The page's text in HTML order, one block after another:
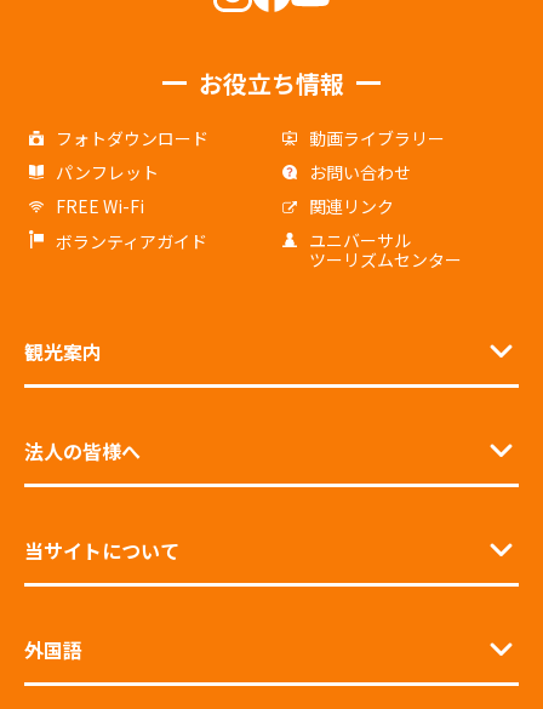
お役立ち情報
フォトダウンロード
動画ライブラリー
パンフレット
お問い合わせ
FREE Wi-Fi
関連リンク
ボランティアガイド
ユニバーサル
ツーリズムセンター
観光案内
法人の皆様へ
当サイトについて
外国語